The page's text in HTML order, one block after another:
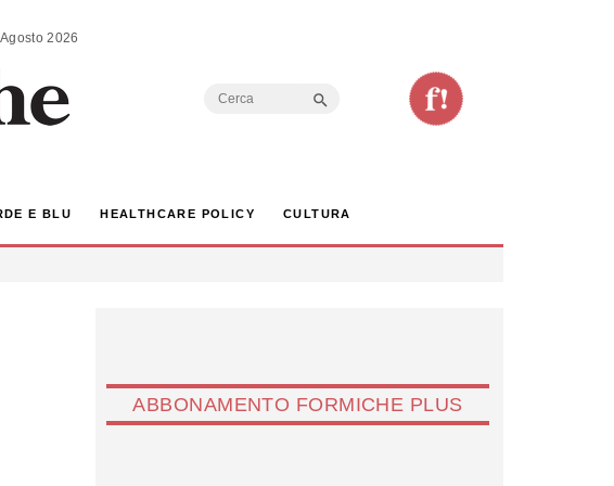
- sabato 8 Agosto 2026
Search
E BLU HEALTHCARE POLICY CULTURA
ABBONAMENTO FORMICHE PLUS